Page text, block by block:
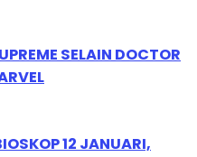
SELAIN DOCTOR
12 JANUARI,